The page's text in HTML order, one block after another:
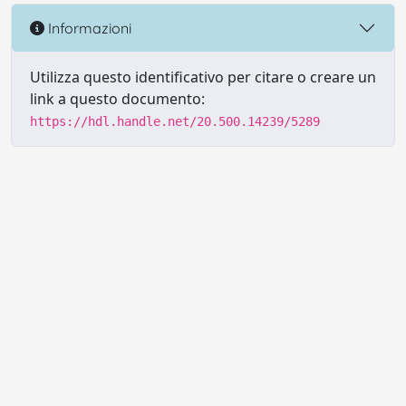
Informazioni
Utilizza questo identificativo per citare o creare un
link a questo documento:
https://hdl.handle.net/20.500.14239/5289